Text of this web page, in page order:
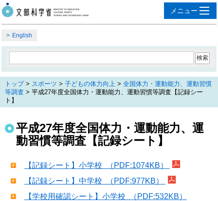
English
トップ> スポーツ > 子どもの体力向上 > 全国体力・運動能力、運動習慣
等調査 > 平成27年度全国体力・運動能力、運動習慣等調査【記録シー
ト】
平成27年度全国体力・運動能力、運
動習慣等調査【記録シート】
【記録シート】小学校 （PDF:1074KB）
【記録シート】中学校 （PDF:977KB）
【学校用確認シート】小学校 （PDF:532KB）